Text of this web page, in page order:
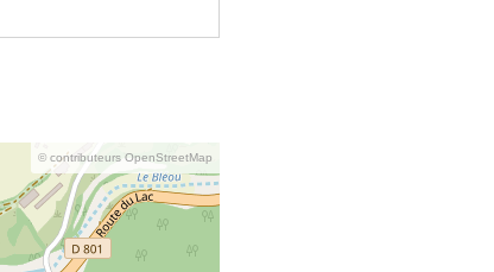
© contributeurs OpenStreetMap